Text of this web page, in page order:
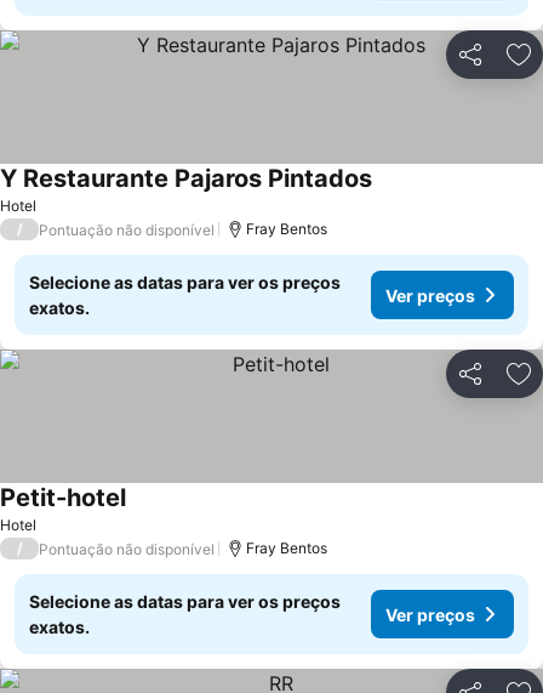
Partilhar
Hotel
Y Restaurante Pajaros Pintados
/ Pontuação não disponível Fray Bentos
Selecione as datas para ver os preços
exatos.
Ver preços
Partilhar
Hotel
Petit-hotel
/ Pontuação não disponível Fray Bentos
Selecione as datas para ver os preços
exatos.
Ver preços